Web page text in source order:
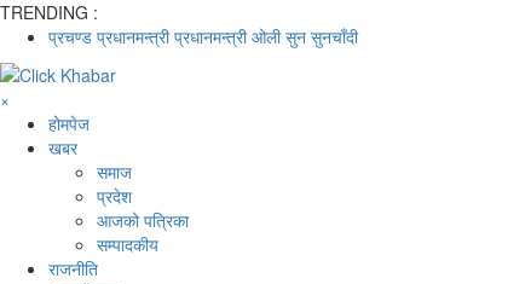
TRENDING :
प्रचण्ड प्रधानमन्त्री प्रधानमन्त्री ओली सुन सुनचाँदी
×
होमपेज
खबर
समाज
प्रदेश
आजको पत्रिका
सम्पादकीय
राजनीति